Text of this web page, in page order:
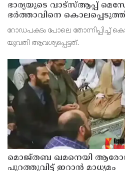
ഭാര്യയുടെ വാട്സ്ആപ്പ്
ഭര്‍ത്താവിനെ
റോഡപകടമാക്കി മാറ്റാന്‍
പദ്ധതിയിട്ട യുവതിയും
റോഡപകടം പോലെ തോന്നിപ്പിച്ച്
യുവതി ആവശ്യപ്പെട്ടത്.
മൊജ്തബ ഖമനെയി
പുറത്തുവിട്ട് ഇറാന്‍ മാധ്യമം